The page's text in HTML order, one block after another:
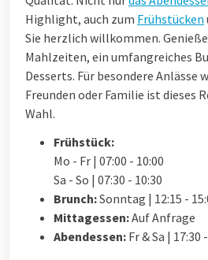
Highlight, auch zum Frühstücken
Sie herzlich willkommen.
Mahlzeiten, ein umfangreiches
Desserts. Für besondere Anlässe
Freunden oder Familie ist dieses
Wahl.
Frühstück:
Mo - Fr | 07:00 - 10:00
Sa - So | 07:30 - 10:30
Brunch:Sonntag | 12:15 -
Mittagessen:Auf Anfrage
Abendessen: Fr & Sa | 17:30